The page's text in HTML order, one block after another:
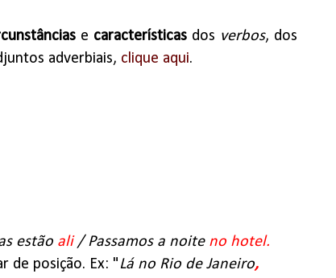
e características dos verbos, dos
adverbiais, clique aqui.
estão ali/ Passamos a noiteno hotel.
de posição. Ex: " Lá no Rio de Janeiro,